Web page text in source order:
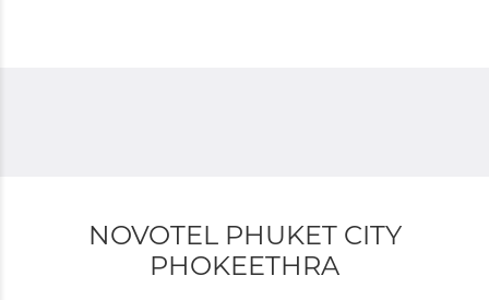
NOVOTEL PHUKET CITY
PHOKEETHRA